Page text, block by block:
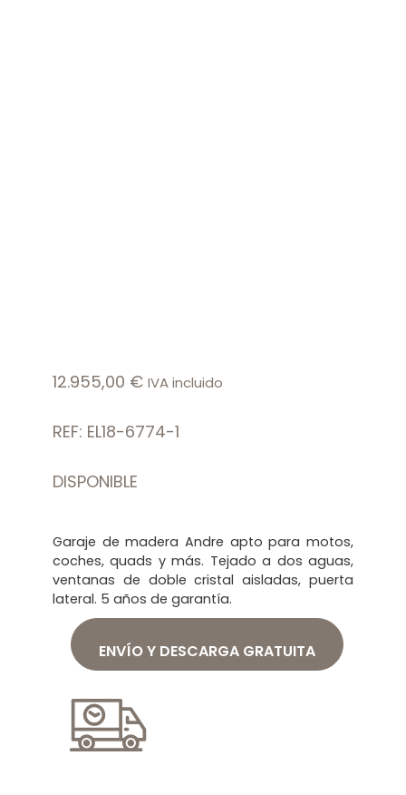
12.955,00 € IVA incluido
REF: EL18-6774-1
DISPONIBLE
Garaje de madera Andre apto para motos,
coches, quads y más. Tejado a dos aguas,
ventanas de doble cristal aisladas, puerta
lateral. 5 años de garantía.
ENVÍO Y DESCARGA GRATUITA